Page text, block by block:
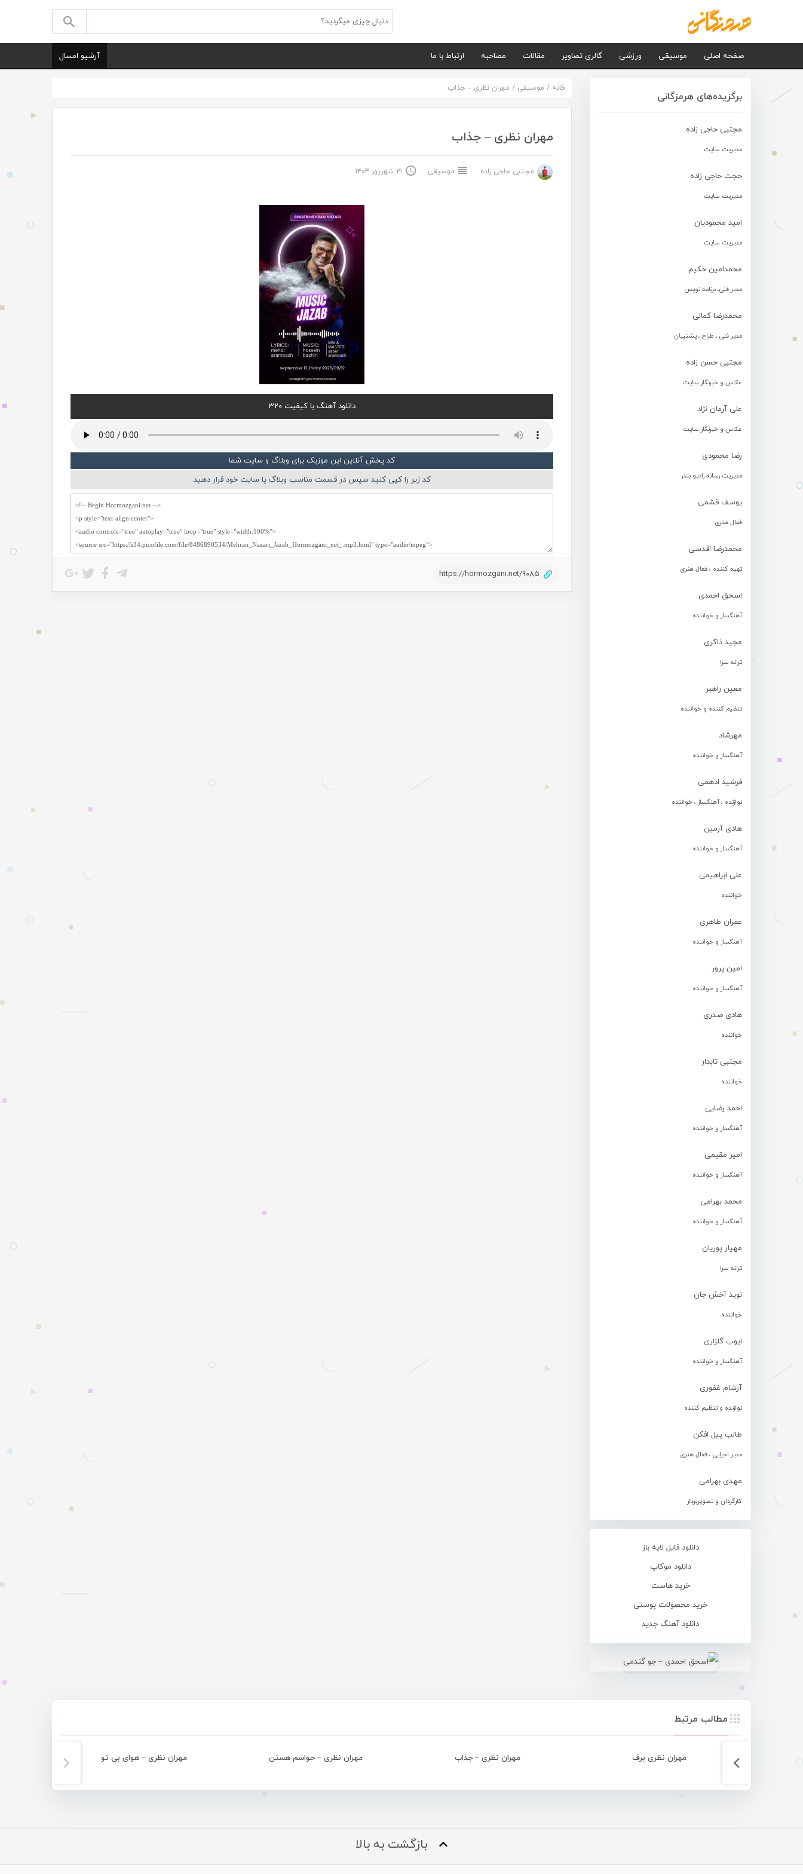
صفحه اصلی موسیقی ورزشی گالری تصاویر مقالات مصاحبه ارتباط با ما آرشیو امسال
برگزیده‌های هرمزگانی
مجتبی حاجی زاده
مدیریت سایت
حجت حاجی زاده
مدیریت سایت
امید محمودیان
مدیریت سایت
محمدامین حکیم
مدیر فنی، برنامه نویس
محمدرضا کمالی
مدیر فنی ، طراح ، پشتیبان
مجتبی حسن زاده
عکاس و خبرنگار سایت
علی آرمان نژاد
عکاس و خبرنگار سایت
رضا محمودی
مدیریت رسانه رادیو بندر
یوسف قشمی
فعال هنری
محمدرضا اقدسی
تهیه کننده ، فعال هنری
اسحق احمدی
آهنگساز و خواننده
مجید ذاکری
ترانه سرا
معین راهبر
تنظیم کننده و خواننده
مهرشاد
آهنگساز و خواننده
فرشید ادهمی
نوازنده ، آهنگساز ، خواننده
هادی آرمین
آهنگساز و خواننده
علی ابراهیمی
خواننده
عمران طاهری
آهنگساز و خواننده
امین پرور
آهنگساز و خواننده
هادی صدری
خواننده
مجتبی تابدار
خواننده
احمد رضایی
آهنگساز و خواننده
امیر مقیمی
آهنگساز و خواننده
محمد بهرامی
آهنگساز و خواننده
مهیار پوریان
ترانه سرا
نوید آخش جان
خواننده
ایوب گلزاری
آهنگساز و خواننده
آرشام غفوری
نوازنده و تنظیم کننده
طالب پیل افکن
مدیر اجرایی ، فعال هنری
مهدی بهرامی
کارگردان و تصویربردار
دانلود فایل لایه باز
دانلود موکاپ
خرید هاست
خرید محصولات پوستی
دانلود آهنگ جدید
خانه / موسیقی / مهران نظری – جذاب
مهران نظری – جذاب
مجتبی حاجی زاده موسیقی ۲۱ شهریور ۱۴۰۴
دانلود آهنگ با کیفیت 320
کد پخش آنلاین این موزیک برای وبلاگ و سایت شما
کد زیر را کپی کنید سپس در قسمت مناسب وبلاگ یا سایت خود قرار دهید
https://hormozgani.net/9085
مطالب مرتبط
مهران نظری برف مهران نظری – جذاب مهران نظری – حواسم هستن مهران نظری – هوای بی تو
بازگشت به بالا